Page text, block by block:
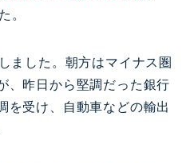
。
ました。朝方はマイナス圏
、昨日から堅調だった銀行
を受け、自動車などの輸出